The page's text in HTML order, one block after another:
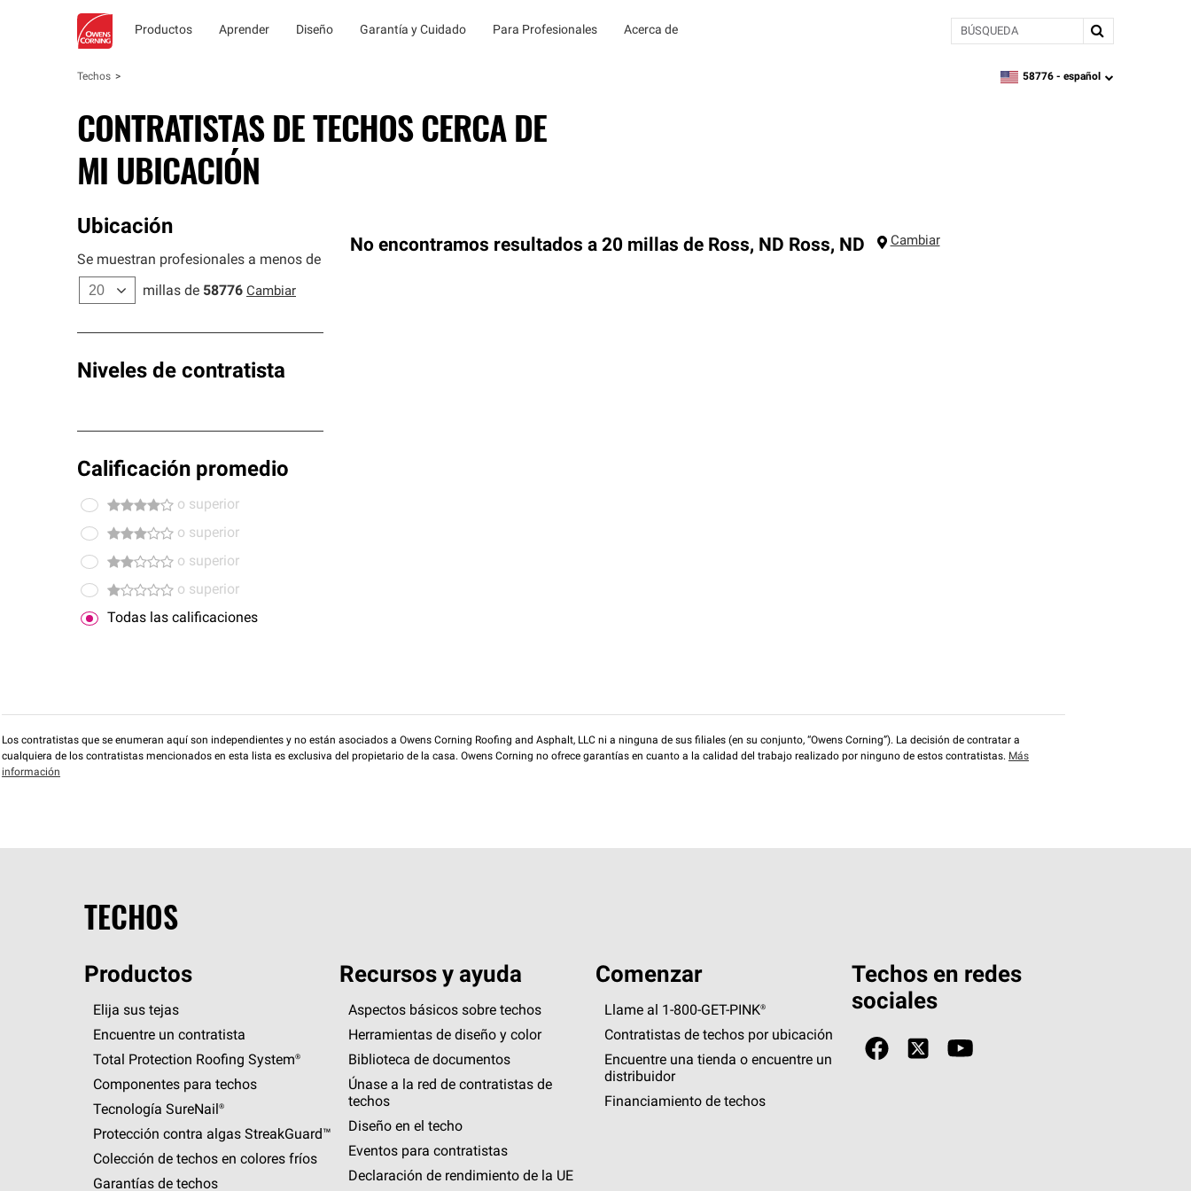
Productos Aprender Diseño Garantía y Cuidado Para Profesionales Acerca de BÚSQUEDA
Techos zipcode, language
58776 - español
CONTRATISTAS DE TECHOS CERCA DE
MI UBICACIÓN
Ubicación
Se muestran profesionales a menos de
millas de 58776 Cambiar
Niveles de contratista
Calificación promedio
o superior
o superior
o superior
o superior
Todas las calificaciones
No encontramos resultados a 20 millas de Ross, ND Ross, ND Cambiar
Los contratistas que se enumeran aquí son independientes y no están asociados a Owens Corning Roofing and Asphalt, LLC ni a ninguna de sus filiales (en su conjunto, “Owens Corning”). La decisión de contratar a
cualquiera de los contratistas mencionados en esta lista es exclusiva del propietario de la casa. Owens Corning no ofrece garantías en cuanto a la calidad del trabajo realizado por ninguno de estos contratistas. Más
información
TECHOS
Productos
Elija sus tejas
Encuentre un contratista
Total Protection Roofing System®
Componentes para techos
Tecnología SureNail®
Protección contra algas StreakGuard™
Colección de techos en colores fríos
Garantías de techos
Recursos y ayuda
Aspectos básicos sobre techos
Herramientas de diseño y color
Biblioteca de documentos
Únase a la red de contratistas de
techos
Diseño en el techo
Eventos para contratistas
Declaración de rendimiento de la UE
Comenzar
Llame al 1-800-GET -PINK®
Contratistas de techos por ubicación
Encuentre una tienda o encuentre un
distribuidor
Financiamiento de techos
Techos en redes
sociales